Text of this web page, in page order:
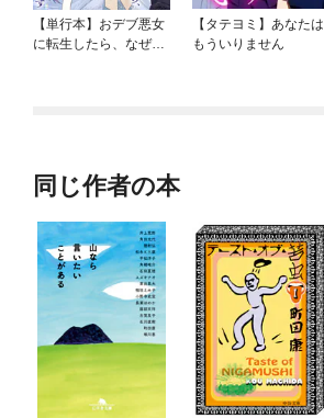
【単行本】おデブ悪女
に転生したら、なぜか
【タテヨミ】あなたは
もういりません
同じ作者の本